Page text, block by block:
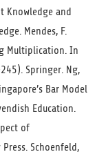
Knowledge and
Mendes, F.
Multiplication. In
Springer. Ng,
Bar Model
Education.
of
Schoenfeld,